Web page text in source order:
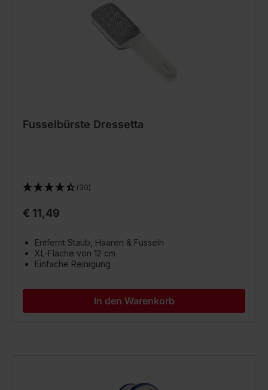
Fusselbürste Dressetta
(30)
€ 11,49
Entfernt Staub, Haaren & Fusseln
XL-Fläche von 12 cm
Einfache Reinigung
In den Warenkorb